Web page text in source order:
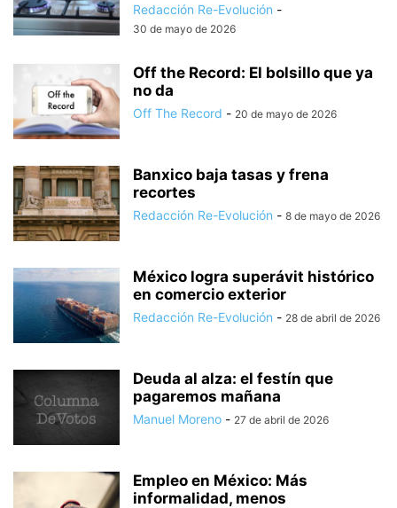
Redacción Re-Evolución -
30 de mayo de 2026
Off the Record: El bolsillo que ya
no da
Off The Record - 20 de mayo de 2026
Banxico baja tasas y frena
recortes
Redacción Re-Evolución - 8 de mayo de 2026
México logra superávit histórico
en comercio exterior
Redacción Re-Evolución - 28 de abril de 2026
Deuda al alza: el festín que
pagaremos mañana
Manuel Moreno - 27 de abril de 2026
Empleo en México: Más
informalidad, menos